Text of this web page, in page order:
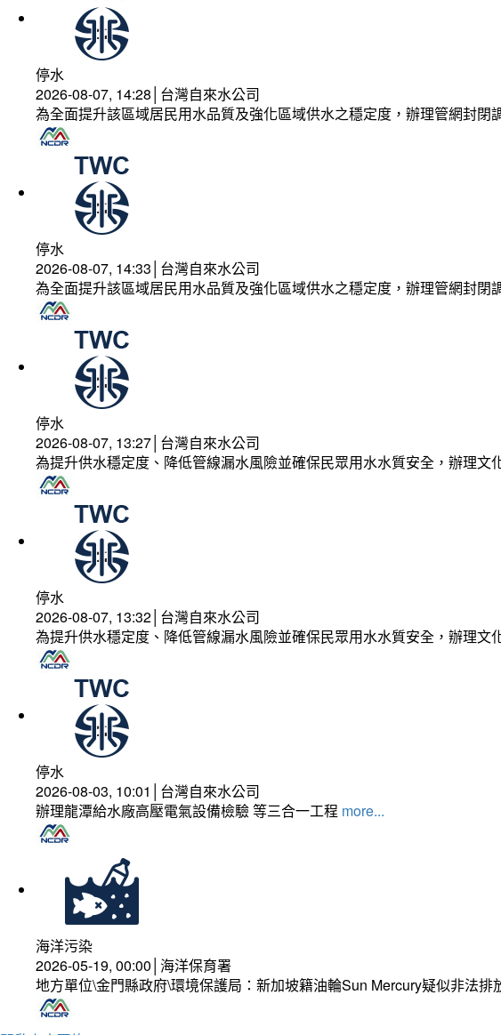
停水
2026-08-07, 14:28│台灣自來水公司
為全面提升該區域居民用水品質及強化區域供水之穩定度，辦理管網封閉
停水
2026-08-07, 14:33│台灣自來水公司
為全面提升該區域居民用水品質及強化區域供水之穩定度，辦理管網封閉
停水
2026-08-07, 13:27│台灣自來水公司
為提升供水穩定度、降低管線漏水風險並確保民眾用水水質安全，辦理
停水
2026-08-07, 13:32│台灣自來水公司
為提升供水穩定度、降低管線漏水風險並確保民眾用水水質安全，辦理
停水
2026-08-03, 10:01│台灣自來水公司
辦理龍潭給水廠高壓電氣設備檢驗 等三合一工程 more...
海洋污染
2026-05-19, 00:00│海洋保育署
地方單位\金門縣政府\環境保護局：新加坡籍油輪Sun Mercury疑似非法排